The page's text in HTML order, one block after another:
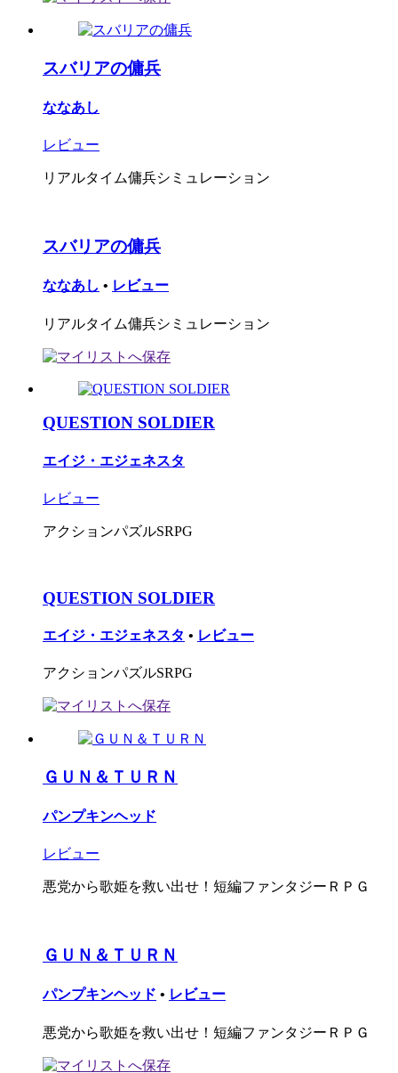
スバリアの傭兵
ななあし
レビュー
リアルタイム傭兵シミュレーション
スバリアの傭兵
ななあし • レビュー
リアルタイム傭兵シミュレーション
QUESTION SOLDIER
エイジ・エジェネスタ
レビュー
アクションパズルSRPG
QUESTION SOLDIER
エイジ・エジェネスタ • レビュー
アクションパズルSRPG
ＧＵＮ＆ＴＵＲＮ
パンプキンヘッド
レビュー
悪党から歌姫を救い出せ！短編ファンタジーＲＰＧ
ＧＵＮ＆ＴＵＲＮ
パンプキンヘッド • レビュー
悪党から歌姫を救い出せ！短編ファンタジーＲＰＧ